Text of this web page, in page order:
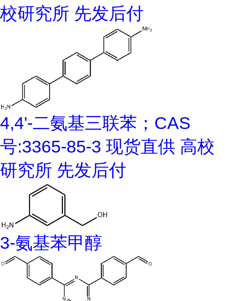
校研究所 先发后付
4,4'-二氨基三联苯；CAS
号:3365-85-3 现货直供 高校
研究所 先发后付
3-氨基苯甲醇